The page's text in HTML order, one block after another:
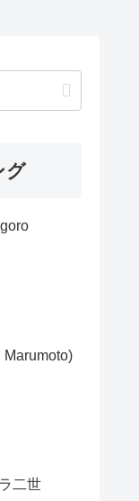
グ
Marumoto)
二世